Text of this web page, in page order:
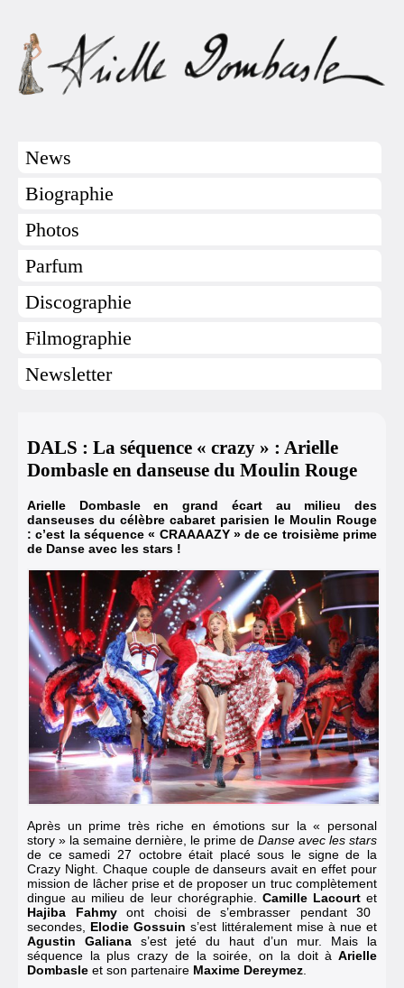
News
Biographie
Photos
Parfum
Discographie
Filmographie
Newsletter
DALS : La séquence « crazy » : Arielle
Dombasle en danseuse du Moulin Rouge
Arielle Dombasle en grand écart au milieu des
danseuses du célèbre cabaret parisien le Moulin Rouge
: c’est la séquence « CRAAAAZY » de ce troisième prime
de Danse avec les stars !
Après un prime très riche en émotions sur la « personal
story » la semaine dernière, le prime de Danse avec les stars
de ce samedi 27 octobre était placé sous le signe de la
Crazy Night. Chaque couple de danseurs avait en effet pour
mission de lâcher prise et de proposer un truc complètement
dingue au milieu de leur chorégraphie. Camille Lacourt et
Hajiba Fahmyont choisi de s’embrasser pendant 30
secondes
Elodie Gossuin s’est littéralement mise à nueet
Agustin Galiana s’est jeté du haut d’un mur. Mais la
séquence la plus crazy de la soirée, on la doit à Arielle
Dombasle et son partenaire Maxime Dereymez